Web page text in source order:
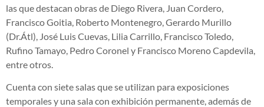
las que destacan obras de Diego Rivera, Juan Cordero,
Francisco Goitia, Roberto Montenegro, Gerardo Murillo
(Dr.Átl), José Luis Cuevas, Lilia Carrillo, Francisco Toledo,
Rufino Tamayo, Pedro Coronel y Francisco Moreno Capdevila,
entre otros.
Cuenta con siete salas que se utilizan para exposiciones
temporales y una sala con exhibición permanente, además de